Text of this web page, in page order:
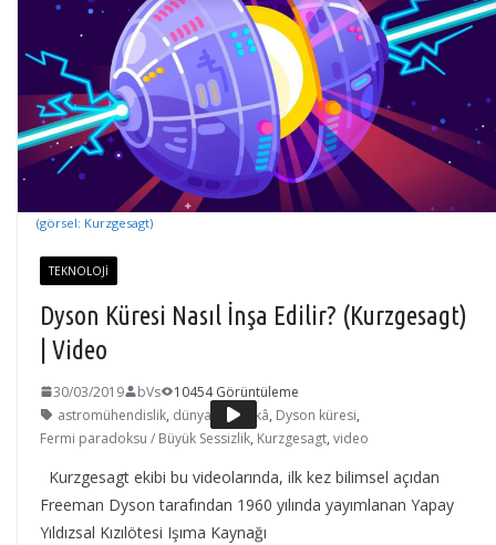
(görsel: Kurzgesagt)
TEKNOLOJI
Dyson Küresi Nasıl İnşa Edilir? (Kurzgesagt)
| Video
30/03/2019 bVs
10454 Görüntüleme
astromühendislik, dünya dışı zekâ, Dyson küresi,
Fermi paradoksu / Büyük Sessizlik, Kurzgesagt, video
Kurzgesagt ekibi bu videolarında, ilk kez bilimsel açıdan
Freeman Dyson tarafından 1960 yılında yayımlanan Yapay
Yıldızsal Kızılötesi Işıma Kaynağı